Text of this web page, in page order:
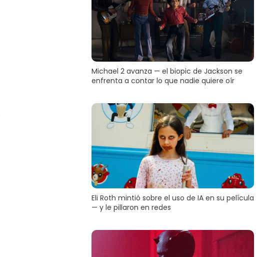
Michael 2 avanza — el biopic de Jackson se
enfrenta a contar lo que nadie quiere oír
Eli Roth mintió sobre el uso de IA en su película
— y le pillaron en redes